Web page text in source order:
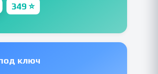
349 ⭐
ключ